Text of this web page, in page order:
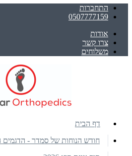
התחברות
0507777159
אודות
צרו קשר
משלוחים
דף הבית
חודש הנוחות של סמדר - הדגמים